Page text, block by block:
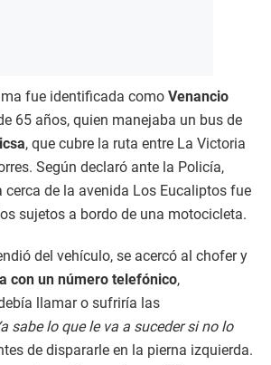
fue identificada como Venancio
65 años, quien manejaba un bus de
, que cubre la ruta entre La Victoria
Según declaró ante la Policía,
cerca de la avenida Los Eucaliptos fue
sujetos a bordo de una motocicleta.
del vehículo, se acercó al chofer y
con un número telefónico,
llamar o sufriría las
sabe lo que le va a suceder si no lo
de dispararle en la pierna izquierda.